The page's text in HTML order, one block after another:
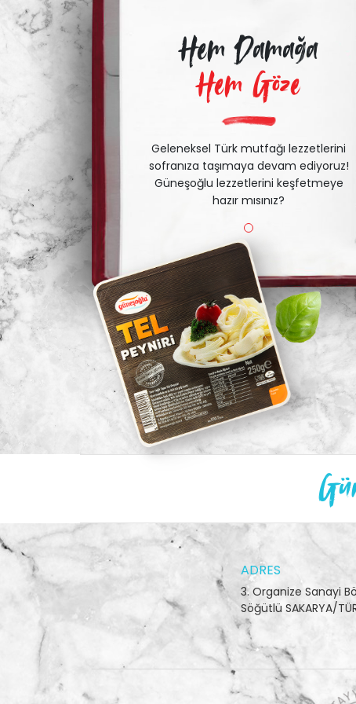
Hem Damağa
Hem Göze
Geleneksel Türk mutfağı lezzetlerini
sofranıza taşımaya devam ediyoruz!
Güneşoğlu lezzetlerini keşfetmeye
hazır mısınız?
ADRES
3. Organize Sanayi
Söğütlü SAKARYA/